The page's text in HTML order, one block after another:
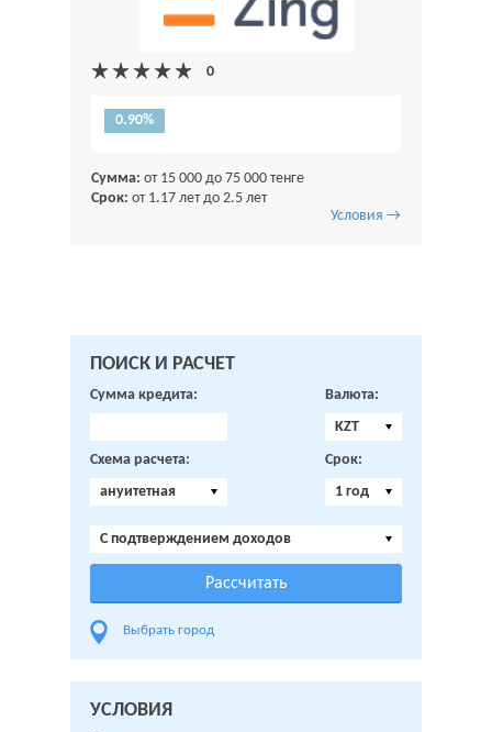
0.90%
Сумма: от 15 000 до 75 000 тенге
Срок: от 1.17 лет до 2.5 лет
Условия →
ПОИСК И РАСЧЕТ
Сумма кредита:
Валюта:
KZT
Схема расчета:
ануитетная
Срок:
1 год
C подтверждением доходов
Выбрать город
УСЛОВИЯ